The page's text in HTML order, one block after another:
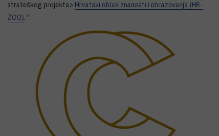
strateškog projekta> Hrvatski oblak znanosti i obrazovanja (HR-
ZOO). “